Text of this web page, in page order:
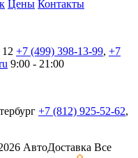
Цены Контакты
+7 (499) 398-13-99, +7
9:00 - 21:00
+7 (812) 925-52-62,
АвтоДоставка Все